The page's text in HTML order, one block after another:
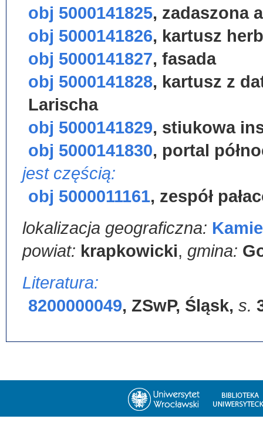
obj 5000141825, zadaszona
obj 5000141826, kartusz
obj 5000141827, fasada
obj 5000141828, kartusz z
Larischa
obj 5000141829, stiukowa
obj 5000141830, portal
jest częścią:
obj 5000011161, zespół
lokalizacja geograficzna:
powiat: krapkowicki, gmina:
Literatura:
8200000049, ZSwP, Śląsk, s.